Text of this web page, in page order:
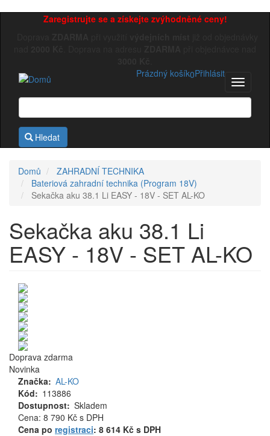
Zaregistrujte se a získejte zvýhodněné ceny!
Toggle
Přihlásit
Prázdný košík0
Hledat
Domů
ZAHRADNÍ TECHNIKA
Bateriová zahradní technika (Program 18V)
Sekačka aku 38.1 Li EASY - 18V - SET AL-KO
Sekačka aku 38.1 Li
EASY - 18V - SET AL-KO
Doprava zdarma
Novinka
Značka AL-KO
Kód
113886
Dostupnost Skladem
Cena
MJ
Cena: 8 790 Kč s DPH
Cena po registraci: 8 614 Kč s DPH